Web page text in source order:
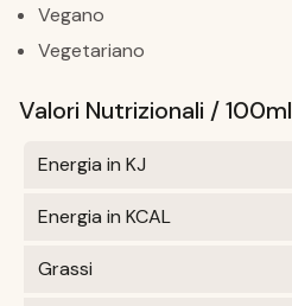
Vegano
Vegetariano
Valori Nutrizionali / 100ml
Energia in KJ
Energia in KCAL
Grassi